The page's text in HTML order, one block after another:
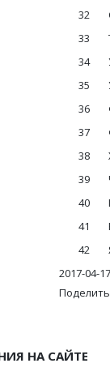
32
33
34
35
36
37
38
39
40
41
42
2017-04-17
НА САЙТЕ